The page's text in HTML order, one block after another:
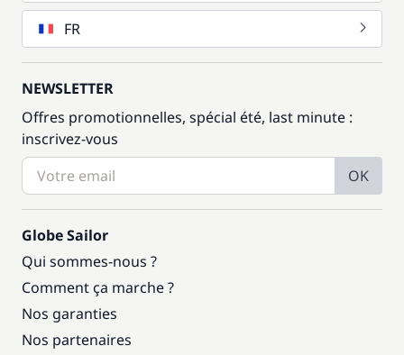
FR
NEWSLETTER
Offres promotionnelles, spécial été, last minute :
inscrivez-vous
OK
Globe Sailor
Qui sommes-nous ?
Comment ça marche ?
Nos garanties
Nos partenaires